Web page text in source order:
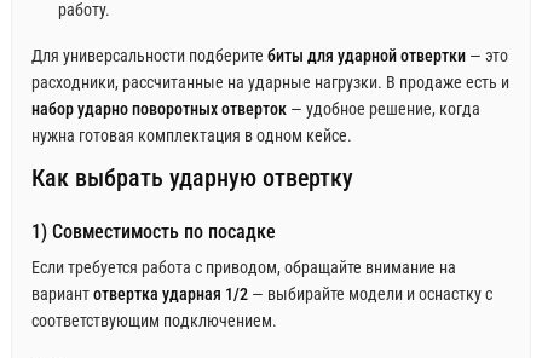
работу.
Для универсальности подберите биты для ударной отвертки— это
расходники, рассчитанные на ударные нагрузки. В продаже есть и
набор ударно поворотных отверток— удобное решение, когда
нужна готовая комплектация в одном кейсе.
Как выбрать ударную отвертку
1) Совместимость по посадке
Если требуется работа с приводом, обращайте внимание на
вариантотвертка ударная 1/2— выбирайте модели и оснастку с
соответствующим подключением.